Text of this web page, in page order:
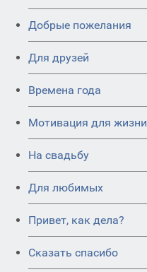
Добрые пожелания
Для друзей
Времена года
Мотивация для жизни
На свадьбу
Для любимых
Привет, как дела?
Сказать спасибо